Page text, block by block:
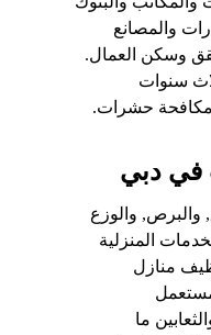
والمصانع
وسكن العمال.
سنوات
حشرات.
في دبي
والبرص, والوزع
المنزلية
منازل
ما